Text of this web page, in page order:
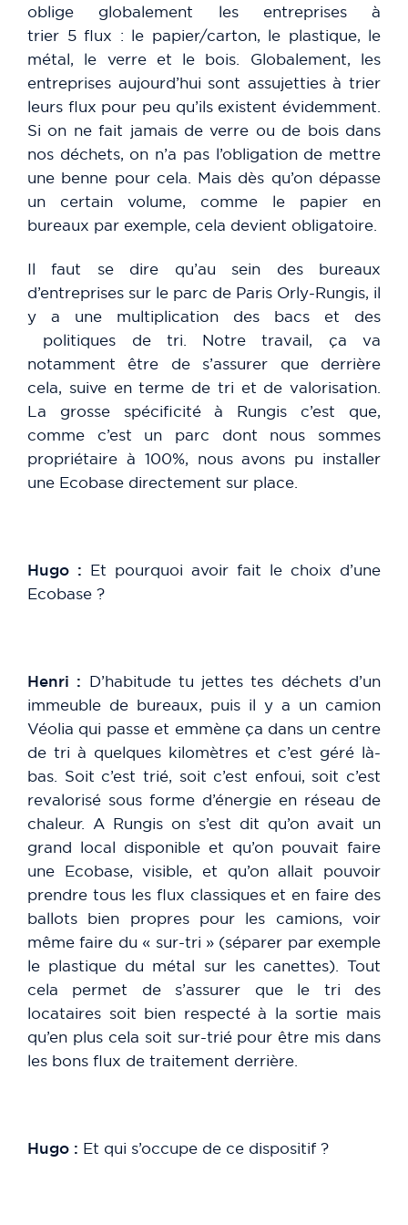
oblige globalement les entreprises à
trier 5 flux : le papier/carton, le plastique, le
métal, le verre et le bois. Globalement, les
entreprises aujourd’hui sont assujetties à trier
leurs flux pour peu qu’ils existent évidemment.
Si on ne fait jamais de verre ou de bois dans
nos déchets, on n’a pas l’obligation de mettre
une benne pour cela. Mais dès qu’on dépasse
un certain volume, comme le papier en
bureaux par exemple, cela devient obligatoire.
Il faut se dire qu’au sein des bureaux
d’entreprises sur le parc de Paris Orly-Rungis, il
y a une multiplication des bacs et des
politiques de tri. Notre travail, ça va
notamment être de s’assurer que derrière
cela, suive en terme de tri et de valorisation.
La grosse spécificité à Rungis c’est que,
comme c’est un parc dont nous sommes
propriétaire à 100%, nous avons pu installer
une Ecobase directement sur place.
Hugo : Et pourquoi avoir fait le choix d’une
Ecobase ?
Henri : D’habitude tu jettes tes déchets d’un
immeuble de bureaux, puis il y a un camion
Véolia qui passe et emmène ça dans un centre
de tri à quelques kilomètres et c’est géré là-
bas. Soit c’est trié, soit c’est enfoui, soit c’est
revalorisé sous forme d’énergie en réseau de
chaleur. A Rungis on s’est dit qu’on avait un
grand local disponible et qu’on pouvait faire
une Ecobase, visible, et qu’on allait pouvoir
prendre tous les flux classiques et en faire des
ballots bien propres pour les camions, voir
même faire du « sur-tri » (séparer par exemple
le plastique du métal sur les canettes). Tout
cela permet de s’assurer que le tri des
locataires soit bien respecté à la sortie mais
qu’en plus cela soit sur-trié pour être mis dans
les bons flux de traitement derrière.
Hugo : Et qui s’occupe de ce dispositif ?